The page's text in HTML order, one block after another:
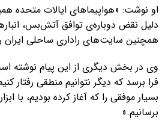
او نوشت: «هواپیماهای ایالات متحده
دلیل نقض دوباره‌ی توافق آتش‌بس،
همچنین سایت‌های راداری ساحلی ایران
وی در بخش دیگری از این پیام نوشته
فرا برسد که دیگر نتوانیم منطقی رفتار
بسیار موفقی را که آغاز کرده بودیم، با
برسانیم.«